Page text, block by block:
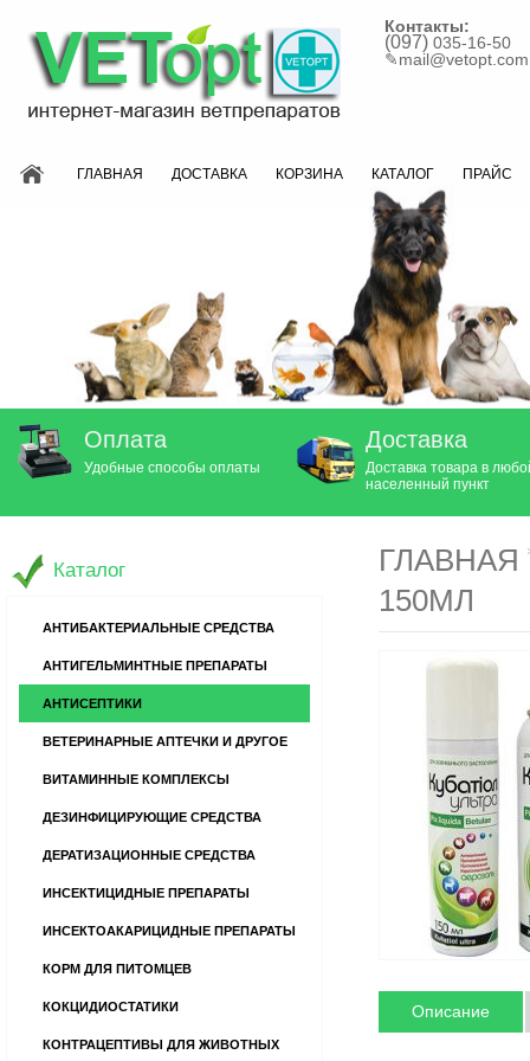
Контакты:
(097) 035-16-50
✎mail@vetopt.com
ГЛАВНАЯ ДОСТАВКА КОРЗИНА КАТАЛОГ ПРАЙС
Оплата
Удобные способы оплаты
Доставка
Доставка товара в
населенный пункт
ГЛАВНАЯ
150МЛ
Описание
Каталог
АНТИБАКТЕРИАЛЬНЫЕ СРЕДСТВА
АНТИГЕЛЬМИНТНЫЕ ПРЕПАРАТЫ
АНТИСЕПТИКИ
ВЕТЕРИНАРНЫЕ АПТЕЧКИ И ДРУГОЕ
ВИТАМИННЫЕ КОМПЛЕКСЫ
ДЕЗИНФИЦИРУЮЩИЕ СРЕДСТВА
ДЕРАТИЗАЦИОННЫЕ СРЕДСТВА
ИНСЕКТИЦИДНЫЕ ПРЕПАРАТЫ
ИНСЕКТОАКАРИЦИДНЫЕ ПРЕПАРАТЫ
КОРМ ДЛЯ ПИТОМЦЕВ
КОКЦИДИОСТАТИКИ
КОНТРАЦЕПТИВЫ ДЛЯ ЖИВОТНЫХ